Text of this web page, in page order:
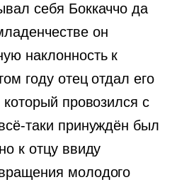
себя Боккаччо да
он
наклонность к
году отец отдал его
который провозился с
таки принуждён был
к отцу ввиду
молодого